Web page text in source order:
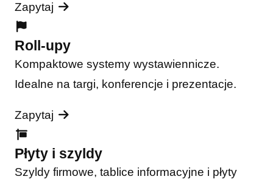
Zapytaj
Roll-upy
Kompaktowe systemy wystawiennicze.
Idealne na targi, konferencje i prezentacje.
Zapytaj
Płyty i szyldy
Szyldy firmowe, tablice informacyjne i płyty